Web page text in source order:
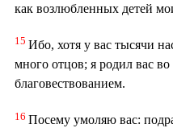
как возлюбленных детей
15 Ибо, хотя у вас тысячи
много отцов; я родил вас
благовествованием.
16 Посему умоляю вас: